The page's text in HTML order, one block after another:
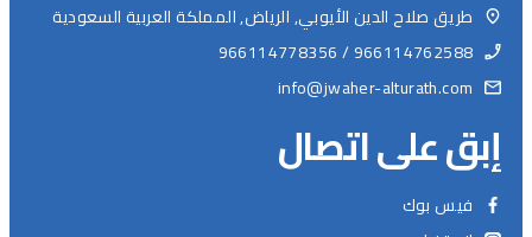
طريق صلاح الدين الأيوبي, الرياض, المملكة العربية السعودية
966114762588 / 966114778356
info@jwaher-alturath.com
إبق على اتصال
فيس بوك